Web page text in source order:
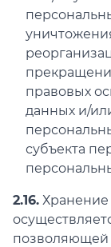
правовых
данных и/
субъекта
2.16.
позволяющей